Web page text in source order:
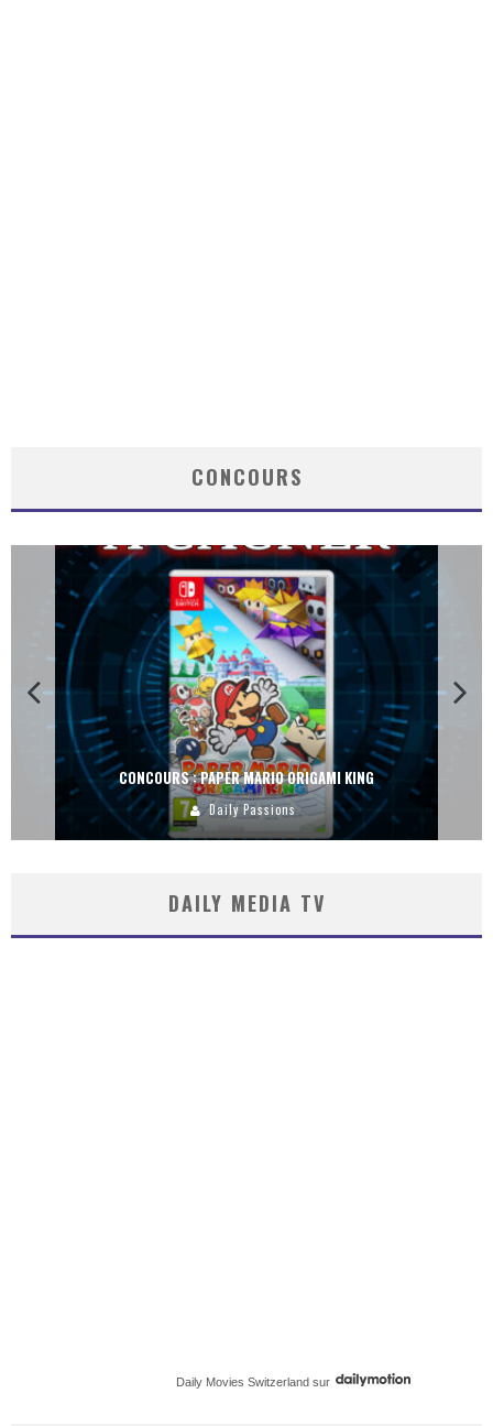
CONCOURS
CONCOURS : PAPER MARIO ORIGAMI KING
Daily Passions
DAILY MEDIA TV
Daily Movies Switzerland sur